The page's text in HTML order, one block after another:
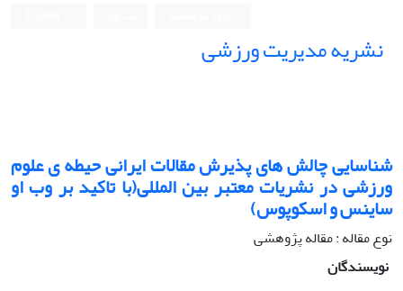
نشریه مدیریت ورزشی
شناسایی چالش های پذیرش مقالات ایرانی حیطه ی علوم
ورزشی در نشریات معتبر بین المللی(با تاکید بر وب او
ساینس و اسکوپوس)
نوع مقاله : مقاله پژوهشی
نویسندگان